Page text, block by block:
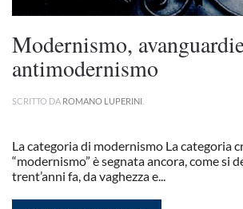
Modernismo,
antimodernismo
SCRITTO DA ROMANO LUPERINI
La categoria di modernismo La categoria
“modernismo” è segnata ancora, come si
trent’anni fa, da vaghezza e...